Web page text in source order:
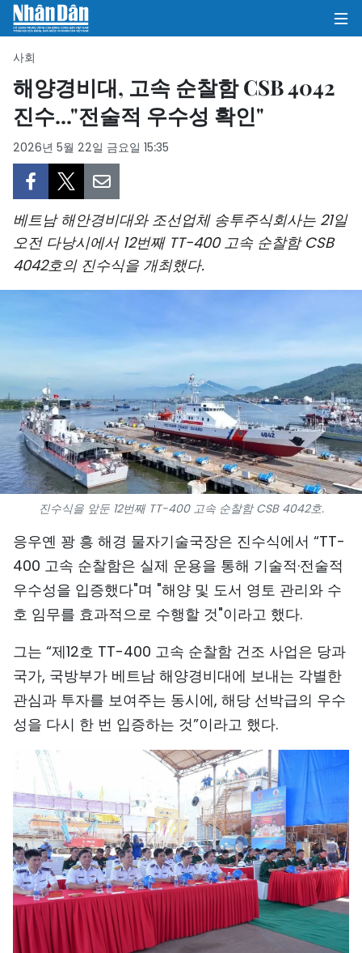
집
정치
비즈니스
사회
문화
스포츠
과학기술
여행
세계
사진
비디오
인포그래픽
메가스토리
회사 소개
TIẾNG VIỆT
ENGLISH
中文
FRANÇAIS
РУССКИЙ
ESPAÑOL
사회
해양경비대, 고속 순찰함 CSB 4042
진수..."전술적 우수성 확인"
2026년 5월 22일 금요일 15:35
베트남 해안경비대와 조선업체 송투주식회사는 21일
오전 다낭시에서 12번째 TT-400 고속 순찰함 CSB
4042호의 진수식을 개최했다.
진수식을 앞둔 12번째 TT-400 고속 순찰함 CSB 4042호.
응우옌 꽝 흥 해경 물자기술국장은 진수식에서 “TT-
400 고속 순찰함은 실제 운용을 통해 기술적·전술적
우수성을 입증했다"며 "해양 및 도서 영토 관리와 수
호 임무를 효과적으로 수행할 것"이라고 했다.
그는 “제12호 TT-400 고속 순찰함 건조 사업은 당과
국가, 국방부가 베트남 해양경비대에 보내는 각별한
관심과 투자를 보여주는 동시에, 해당 선박급의 우수
성을 다시 한 번 입증하는 것”이라고 했다.